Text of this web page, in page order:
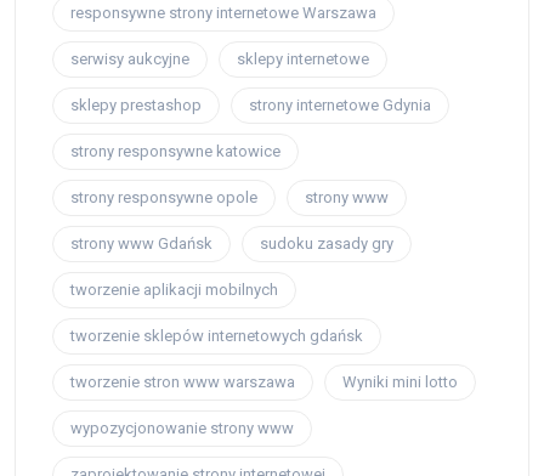
responsywne strony internetowe Warszawa
serwisy aukcyjne sklepy internetowe
sklepy prestashop strony internetowe Gdynia
strony responsywne katowice
strony responsywne opole strony www
strony www Gdańsk sudoku zasady gry
tworzenie aplikacji mobilnych
tworzenie sklepów internetowych gdańsk
tworzenie stron www warszawa Wyniki mini lotto
wypozycjonowanie strony www